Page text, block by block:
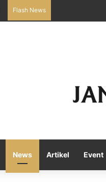
Flash News
News Artikel Event